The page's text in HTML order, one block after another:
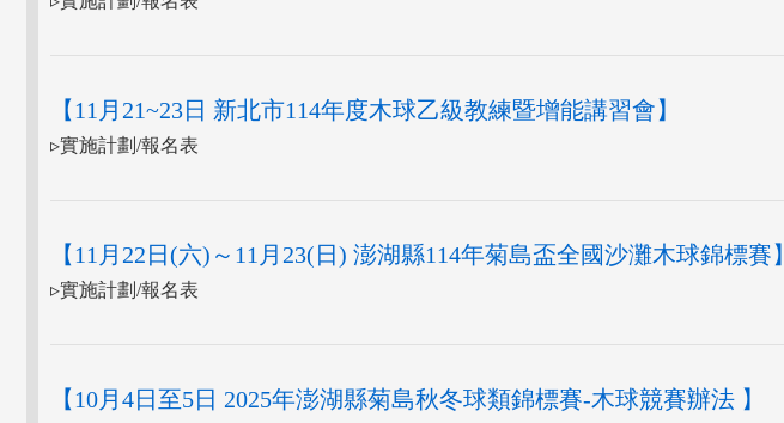
【11月21~23日 新北市114年度木球乙級教練暨增能講習會】
▹實施計劃/報名表
【11月22日(六)～11月23(日) 澎湖縣114年菊島盃全國沙灘木球錦標賽】
▹實施計劃/報名表
【10月4日至5日 2025年澎湖縣菊島秋冬球類錦標賽-木球競賽辦法 】